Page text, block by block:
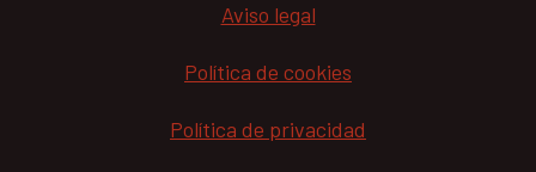
Aviso legal
Política de cookies
Política de privacidad